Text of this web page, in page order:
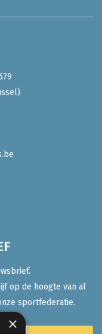
op de hoogte van al
sportfederatie.
×